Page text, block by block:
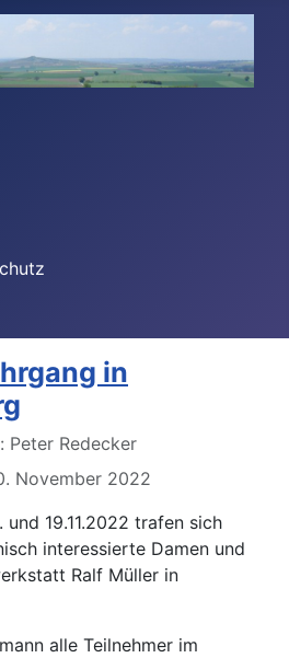
in
Peter Redecker
November 2022
und 19.11.2022 trafen sich
interessierte Damen und
Ralf Müller in
alle Teilnehmer im